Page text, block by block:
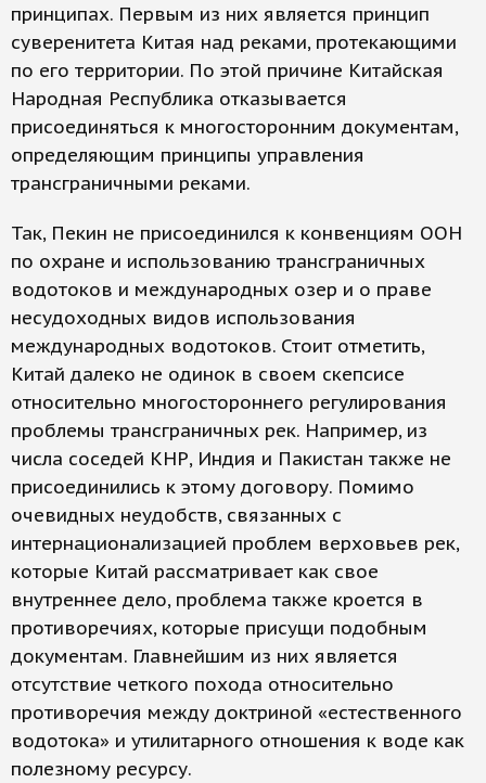
принципах. Первым из них является принцип
суверенитета Китая над реками, протекающими
по его территории. По этой причине Китайская
Народная Республика отказывается
присоединяться к многосторонним документам,
определяющим принципы управления
трансграничными реками.
Так, Пекин не присоединился к конвенциям ООН
по охране и использованию трансграничных
водотоков и международных озер и о праве
несудоходных видов использования
международных водотоков. Стоит отметить,
Китай далеко не одинок в своем скепсисе
относительно многостороннего регулирования
проблемы трансграничных рек. Например, из
числа соседей КНР, Индия и Пакистан также не
присоединились к этому договору. Помимо
очевидных неудобств, связанных с
интернационализацией проблем верховьев рек,
которые Китай рассматривает как свое
внутреннее дело, проблема также кроется в
противоречиях, которые присущи подобным
документам. Главнейшим из них является
отсутствие четкого похода относительно
противоречия между доктриной «естественного
водотока» и утилитарного отношения к воде как
полезному ресурсу.